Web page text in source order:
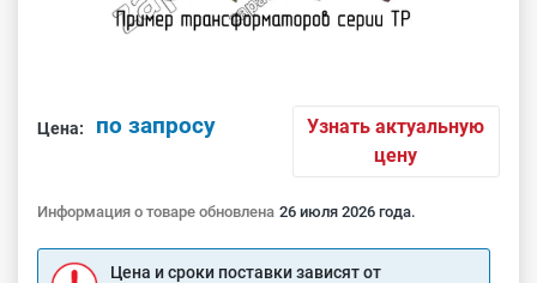
Цена: по запросу
Узнать актуальную
цену
Информация о товаре обновлена 26 июля 2026 года.
Цена и сроки поставки зависят от